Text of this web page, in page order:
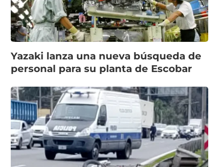
Yazaki lanza una nueva búsqueda de
personal para su planta de Escobar